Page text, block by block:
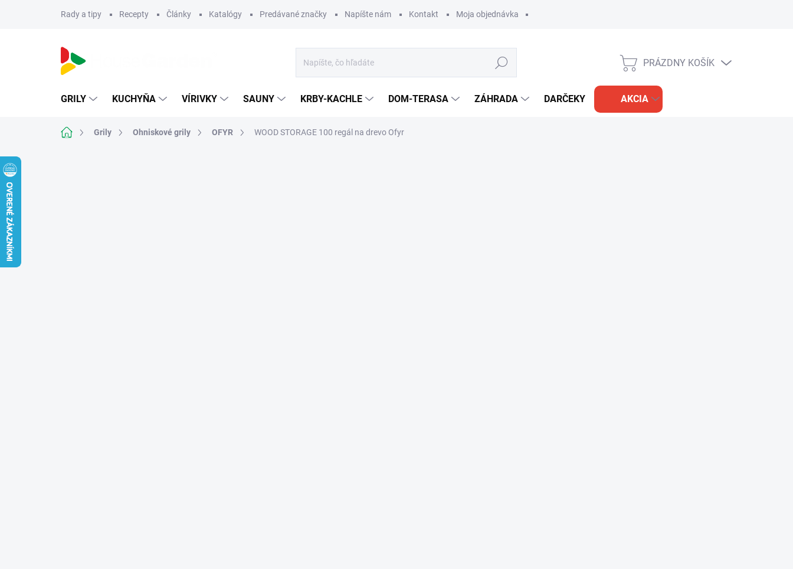
Rady a tipy Recepty Články Katalógy Predávané značky Napíšte nám Kontakt Moja objednávka
Hľadať
NÁKUPNÝ
PRÁZDNY KOŠÍK
GRILY KUCHYŇA VÍRIVKY SAUNY KRBY-KACHLE DOM-TERASA ZÁHRADA DARČEKY AKCIA
DomovGrily Ohniskové grily OFYR WOOD STORAGE 100 regál na drevo Ofyr